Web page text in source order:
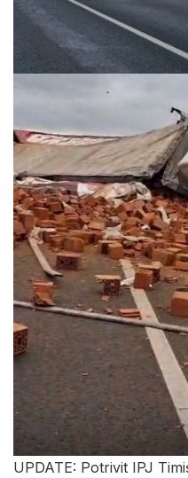
UPDATE: Potrivit IPJ